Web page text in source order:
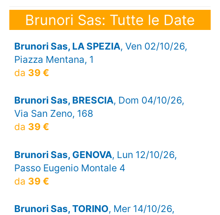
Brunori Sas: Tutte le Date
Brunori Sas, LA SPEZIA, Ven 02/10/26,
Piazza Mentana, 1
da 39 €
Brunori Sas, BRESCIA, Dom 04/10/26,
Via San Zeno, 168
da 39 €
Brunori Sas, GENOVA, Lun 12/10/26,
Passo Eugenio Montale 4
da 39 €
Brunori Sas, TORINO, Mer 14/10/26,